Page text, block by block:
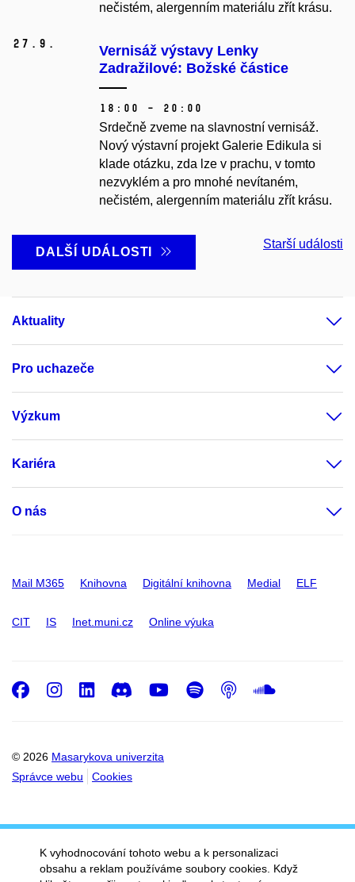
nečistém, alergenním materiálu zřít krásu.
27. 9.
Vernisáž výstavy Lenky
Zadražilové: Božské částice
18:00 – 20:00
Srdečně zveme na slavnostní vernisáž.
Nový výstavní projekt Galerie Edikula si
klade otázku, zda lze v prachu, v tomto
nezvyklém a pro mnohé nevítaném,
nečistém, alergenním materiálu zřít krásu.
DALŠÍ UDÁLOSTI
Starší události
Aktuality
Pro uchazeče
Výzkum
Kariéra
O nás
Mail M365 Knihovna Digitální knihovna Medial ELF
CIT IS Inet.muni.cz Online výuka
© 2026 Masarykova univerzita
Správce webu
Cookies
Facebook
Instagram
LinkedIn
DiscordYoutube
Spotify
Podcast
K vyhodnocování tohoto webu a k personalizaci
obsahu a reklam používáme soubory cookies. Když